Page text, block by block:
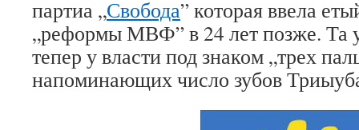
партиа „Свобода” которая ввела
„реформы МВФ” в 24 лет позже. Та
тепер у власти под знаком „трех
напоминающих число зубов